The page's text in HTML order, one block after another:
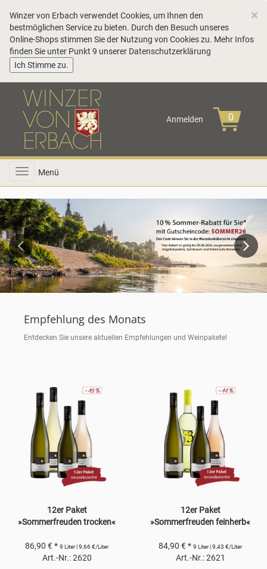
×
Winzer von Erbach verwendet Cookies, um Ihnen den
bestmöglichen Service zu bieten. Durch den Besuch unseres
Online-Shops stimmen Sie der Nutzung von Cookies zu. Mehr Infos
finden Sie unter Punkt 9 unserer Datenschutzerklärung
Ich Stimme zu.
Anmelden
Toggle
navigation
Menü
Previous Next
Empfehlung des Monats
Entdecken Sie unsere aktuellen Empfehlungen und Weinpakete!
12er Paket
»Sommerfreuden trocken«
86,90 € * 9 Liter | 9,66 €/Liter
Art.-Nr.: 2620
12er Paket
»Sommerfreuden feinherb«
84,90 € * 9 Liter | 9,43 €/Liter
Art.-Nr.: 2621